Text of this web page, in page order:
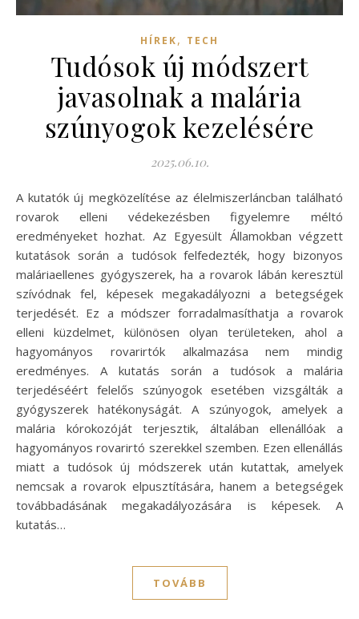
HÍREK, TECH
Tudósok új módszert
javasolnak a malária
szúnyogok kezelésére
2025.06.10.
A kutatók új megközelítése az élelmiszerláncban található
rovarok elleni védekezésben figyelemre méltó
eredményeket hozhat. Az Egyesült Államokban végzett
kutatások során a tudósok felfedezték, hogy bizonyos
maláriaellenes gyógyszerek, ha a rovarok lábán keresztül
szívódnak fel, képesek megakadályozni a betegségek
terjedését. Ez a módszer forradalmasíthatja a rovarok
elleni küzdelmet, különösen olyan területeken, ahol a
hagyományos rovarirtók alkalmazása nem mindig
eredményes. A kutatás során a tudósok a malária
terjedéséért felelős szúnyogok esetében vizsgálták a
gyógyszerek hatékonyságát. A szúnyogok, amelyek a
malária kórokozóját terjesztik, általában ellenállóak a
hagyományos rovarirtó szerekkel szemben. Ezen ellenállás
miatt a tudósok új módszerek után kutattak, amelyek
nemcsak a rovarok elpusztítására, hanem a betegségek
továbbadásának megakadályozására is képesek. A
kutatás…
TOVÁBB